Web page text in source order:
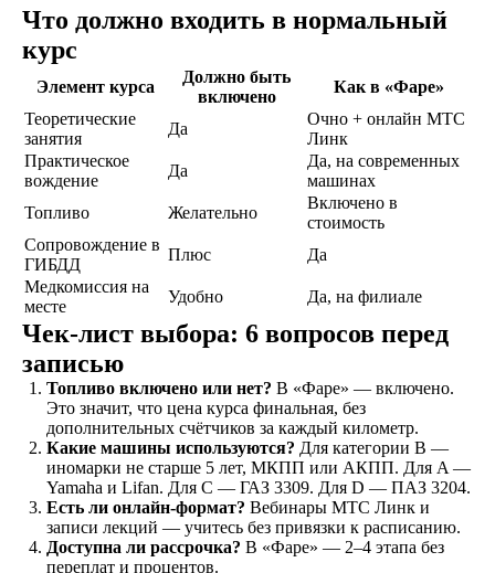
Что должно входить в нормальный
курс
Элемент курса
Должно быть
включено
Как в «Фаре»
Теоретические
занятия
Да
Очно + онлайн МТС
Линк
Практическое
вождение
Да
Да, на современных
машинах
Топливо
Желательно
Включено в
стоимость
Сопровождение в
ГИБДД
Плюс
Да
Медкомиссия на
месте
Удобно Да, на филиале
Чек-лист выбора: 6 вопросов перед
записью
Топливо включено или нет? В «Фаре» — включено.
Это значит, что цена курса финальная, без
дополнительных счётчиков за каждый километр.
Какие машины используются? Для категории B —
иномарки не старше 5 лет, МКПП или АКПП. Для A —
Yamaha и Lifan. Для C — ГАЗ 3309. Для D — ПАЗ 3204.
Есть ли онлайн-формат? Вебинары МТС Линк и
записи лекций — учитесь без привязки к расписанию.
Доступна ли рассрочка? В «Фаре» — 2–4 этапа без
переплат и процентов.
удостоверение
не любишь
звонки?
Просто
напиши!